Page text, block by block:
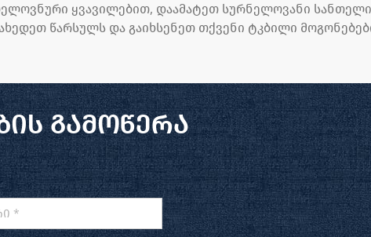
ყვავილებით, დაამატეთ სურნელოვანი
წარსულს და გაიხსენეთ თქვენი ტკბილი
გამოწერა
*